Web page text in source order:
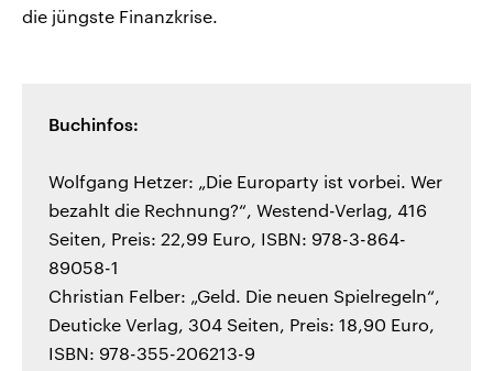
die jüngste Finanzkrise.
Buchinfos:
Wolfgang Hetzer: „Die Europarty ist vorbei. Wer
bezahlt die Rechnung?“, Westend-Verlag, 416
Seiten, Preis: 22,99 Euro, ISBN: 978-3-864-
89058-1
Christian Felber: „Geld. Die neuen Spielregeln“,
Deuticke Verlag, 304 Seiten, Preis: 18,90 Euro,
ISBN: 978-355-206213-9